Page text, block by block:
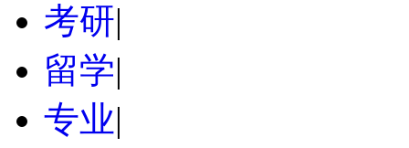
考研|
留学|
专业|